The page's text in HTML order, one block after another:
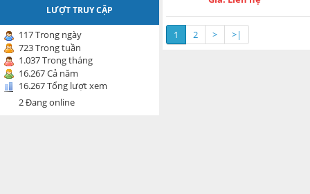
LƯỢT TRUY CẬP
117 Trong ngày
723 Trong tuần
1.037 Trong tháng
16.267 Cả năm
16.267 Tổng lượt xem
2 Đang online
1 2 > >|